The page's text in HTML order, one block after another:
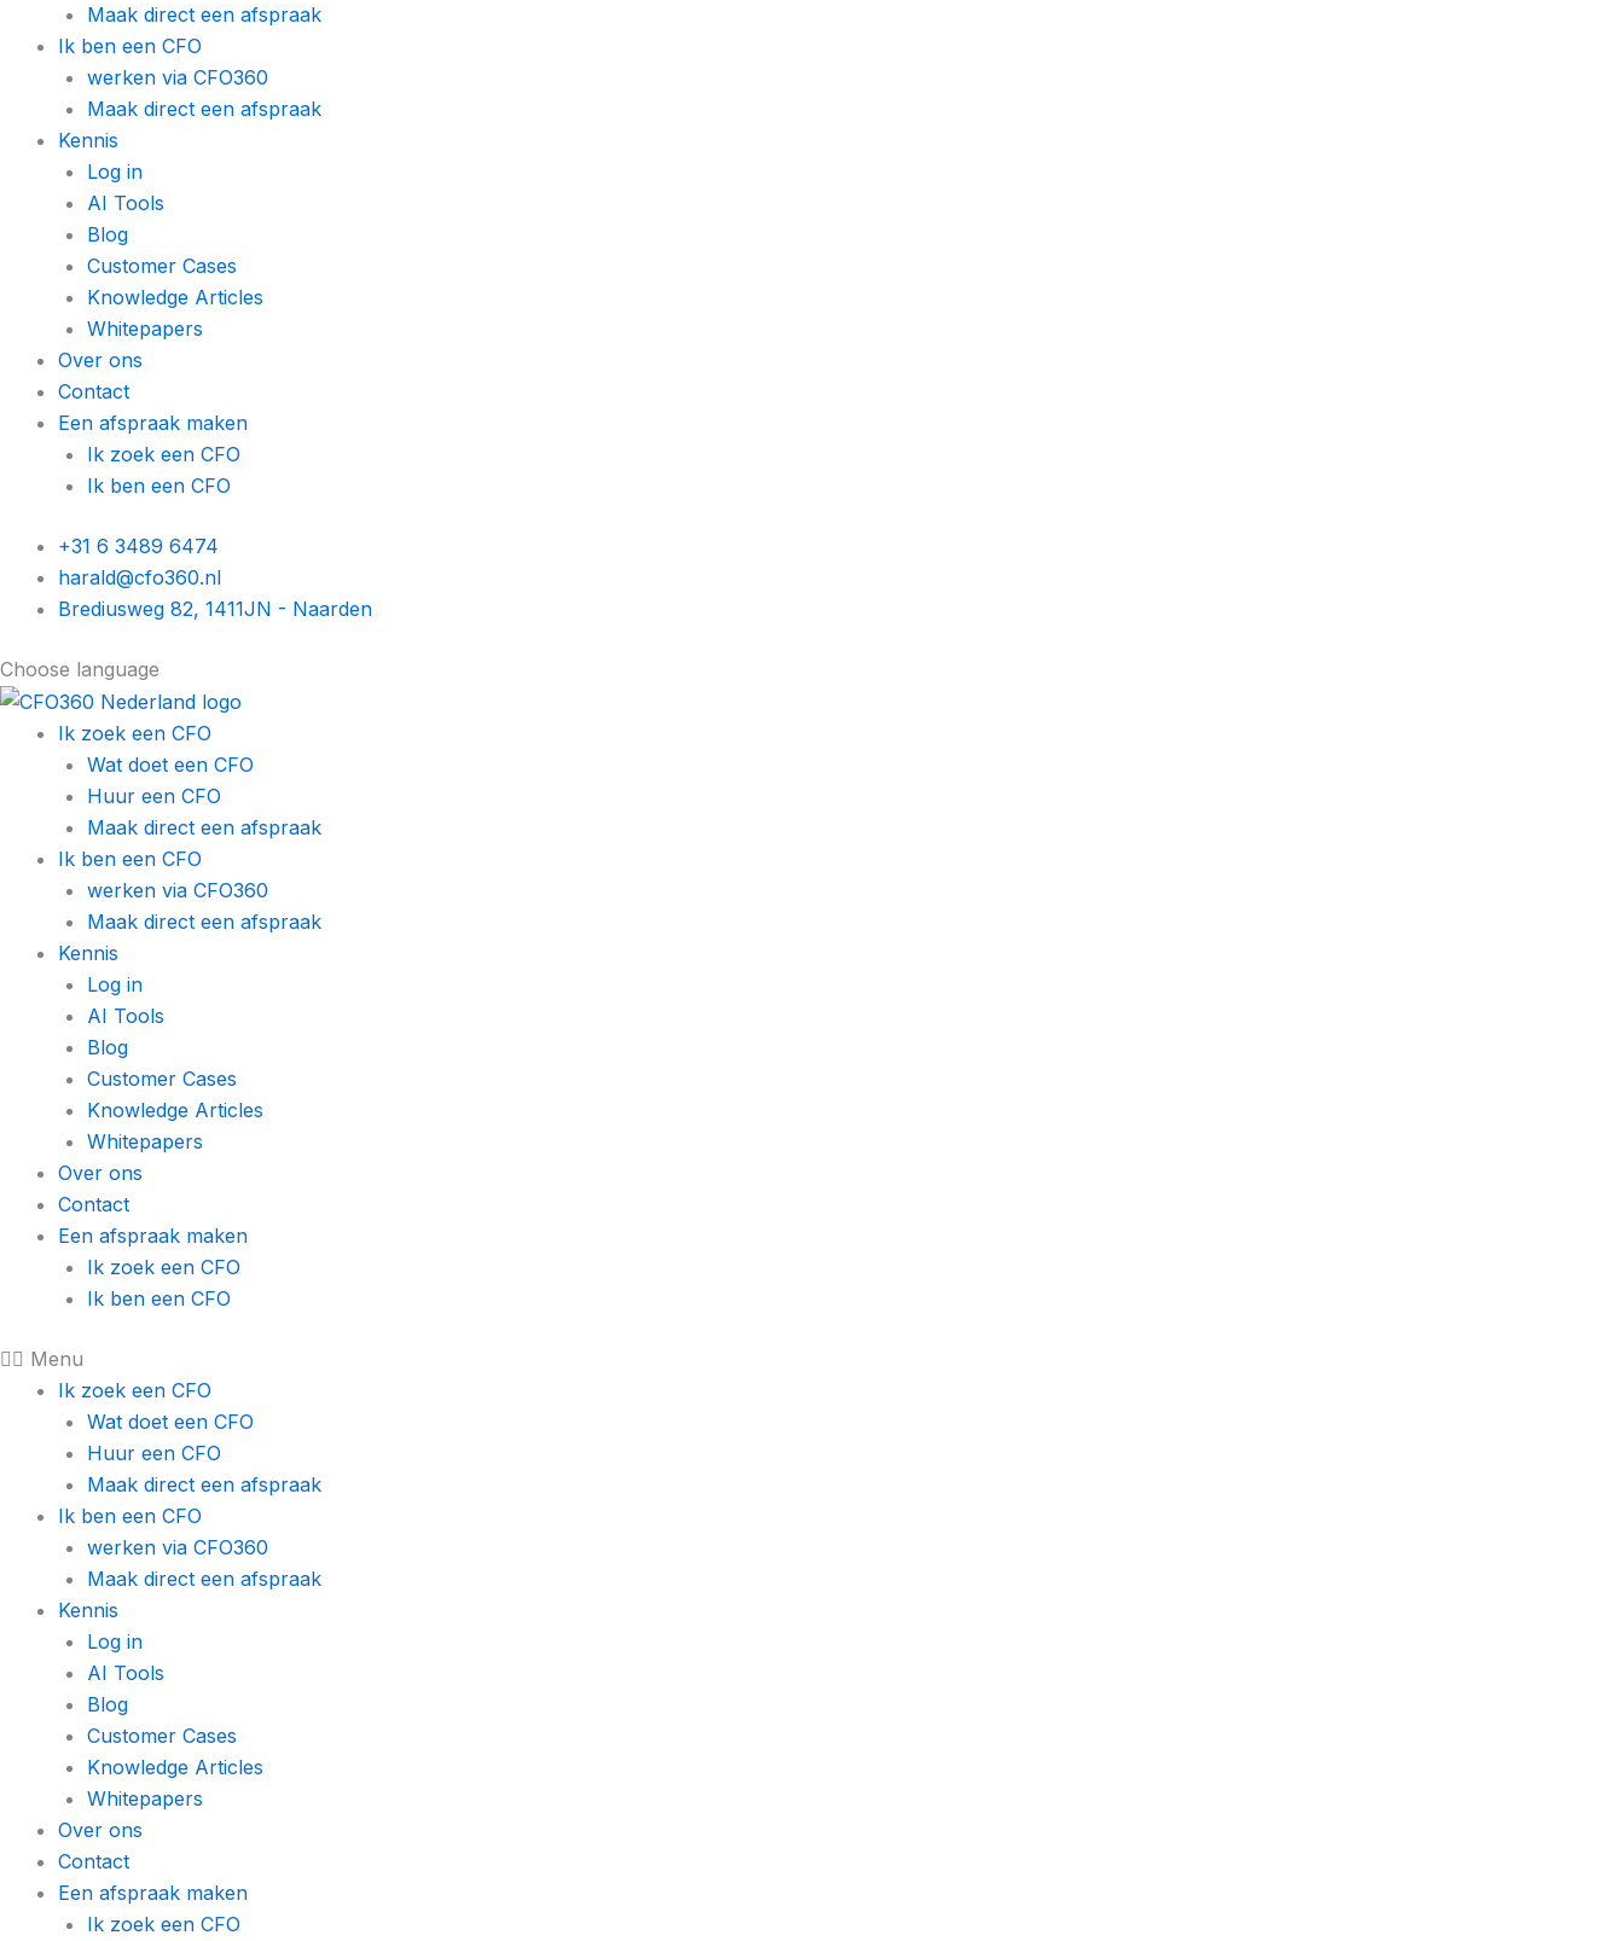
Maak direct een afspraak
Ik ben een CFO
werken via CFO360
Maak direct een afspraak
Kennis
Log in
AI Tools
Blog
Customer Cases
Knowledge Articles
Whitepapers
Over ons
Contact
Een afspraak maken
Ik zoek een CFO
Ik ben een CFO
+31 6 3489 6474
harald@cfo360.nl
Brediusweg 82, 1411JN - Naarden
Choose language
Ik zoek een CFO
Wat doet een CFO
Huur een CFO
Maak direct een afspraak
Ik ben een CFO
werken via CFO360
Maak direct een afspraak
Kennis
Log in
AI Tools
Blog
Customer Cases
Knowledge Articles
Whitepapers
Over ons
Contact
Een afspraak maken
Ik zoek een CFO
Ik ben een CFO
Menu
Ik zoek een CFO
Wat doet een CFO
Huur een CFO
Maak direct een afspraak
Ik ben een CFO
werken via CFO360
Maak direct een afspraak
Kennis
Log in
AI Tools
Blog
Customer Cases
Knowledge Articles
Whitepapers
Over ons
Contact
Een afspraak maken
Ik zoek een CFO